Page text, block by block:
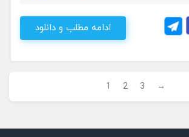
ادامه مطلب و دانلود
1 2 3 →